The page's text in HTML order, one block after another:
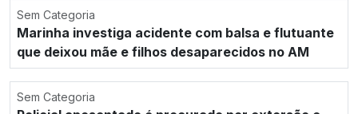
Sem Categoria
Marinha investiga acidente com balsa e flutuante
que deixou mãe e filhos desaparecidos no AM
Sem Categoria